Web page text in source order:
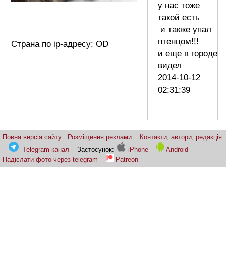
Страна по ip-адресу: OD
у нас тоже
такой есть
и также упал
птенцом!!!
и еще в городе
видел
2014-10-12
02:31:39
Повна версія сайту Розміщення реклами
Контакти, автори, редакція
Telegram-канал
Застосунок: iPhone
Android
Надіслати фото через telegram
Patreon